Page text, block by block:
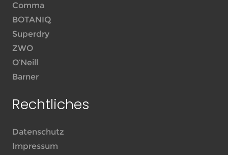
Comma
BOTANIQ
Superdry
ZWO
O’Neill
Barner
Rechtliches
Datenschutz
Impressum